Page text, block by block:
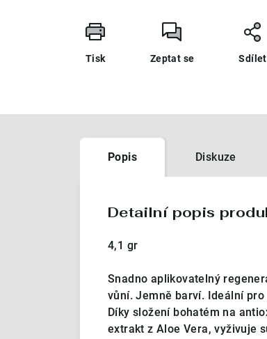
Tisk Zeptat se Sdílet
Popis Diskuze
Detailní popis
4,1 gr
Snadno aplikovatelný
vůní. Jemně barví. Ideální
Díky složení bohatém na
extrakt z Aloe Vera, vyživuje